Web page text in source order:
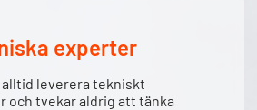
experter
leverera tekniskt
och tvekar aldrig att tänka